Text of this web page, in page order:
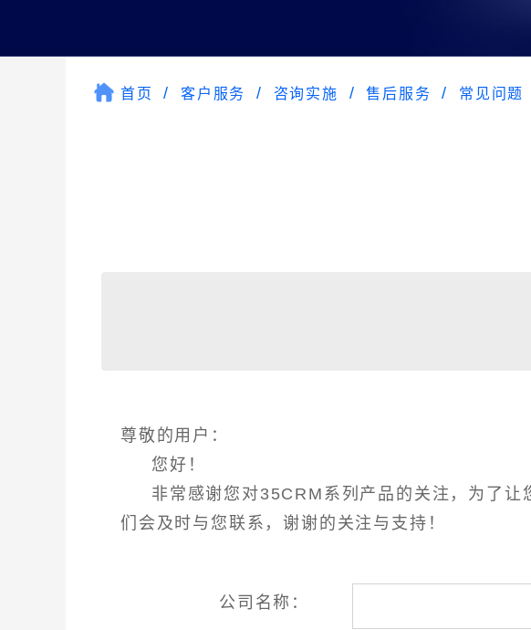
首页 客户服务 咨询实施 售后服务 常见问题
尊敬的用户：
您好！
非常感谢您对35CRM系列产品的关注，为了让
们会及时与您联系，谢谢的关注与支持！
公司名称：